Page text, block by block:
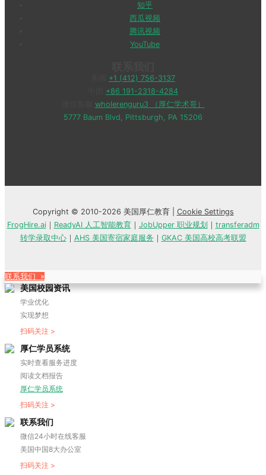
知乎
西瓜视频
腾讯视频
YouTube
+1 (412) 756-3137
+86 191-2318-4284
wholerenguru3 （厚仁学术哥）
5777 Baum Blvd, Pittsburgh, PA 15206
Copyright © 2010-2026 美国厚仁教育 | Cookie Settings
FrogHire.ai｜ ReadyAI 人工智能教育｜ JobUpper 职业规划 ｜ transferadm
转学录取中心｜ AHS 美国寄宿家庭服务 ｜ GKAC 美国高校高考联盟
联系我们 »
美国校园资讯
学业优化
实现梦想
扫码关注 >
厚仁学员系统
实时查看服务进度
阅读文档报告
厚仁学员系统
扫码关注 >
联系我们
微信24小时在线客服
美国中国8大办公室
扫码关注 >